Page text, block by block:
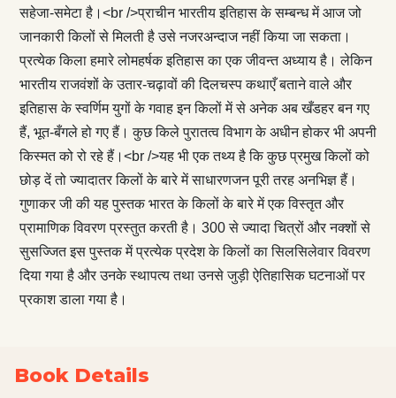
सहेजा-समेटा है।<br />प्राचीन भारतीय इतिहास के सम्बन्ध में आज जो
जानकारी किलों से मिलती है उसे नजरअन्दाज नहीं किया जा सकता।
प्रत्येक किला हमारे लोमहर्षक इतिहास का एक जीवन्त अध्याय है। लेकिन
भारतीय राजवंशों के उतार-चढ़ावों की दिलचस्प कथाएँ बताने वाले और
इतिहास के स्वर्णिम युगों के गवाह इन किलों में से अनेक अब खँडहर बन गए
हैं, भूत-बँगले हो गए हैं। कुछ किले पुरातत्व विभाग के अधीन होकर भी अपनी
किस्मत को रो रहे हैं।<br />यह भी एक तथ्य है कि कुछ प्रमुख किलों को
छोड़ दें तो ज्यादातर किलों के बारे में साधारणजन पूरी तरह अनभिज्ञ हैं।
गुणाकर जी की यह पुस्तक भारत के किलों के बारे में एक विस्तृत और
प्रामाणिक विवरण प्रस्तुत करती है। 300 से ज्यादा चित्रों और नक्शों से
सुसज्जित इस पुस्तक में प्रत्येक प्रदेश के किलों का सिलसिलेवार विवरण
दिया गया है और उनके स्थापत्य तथा उनसे जुड़ी ऐतिहासिक घटनाओं पर
प्रकाश डाला गया है।
Book Details